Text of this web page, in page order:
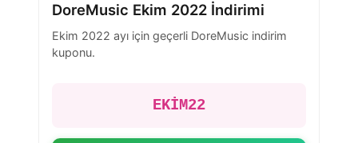
DoreMusic Ekim 2022 İndirimi
Ekim 2022 ayı için geçerli DoreMusic indirim
kuponu.
EKİM22